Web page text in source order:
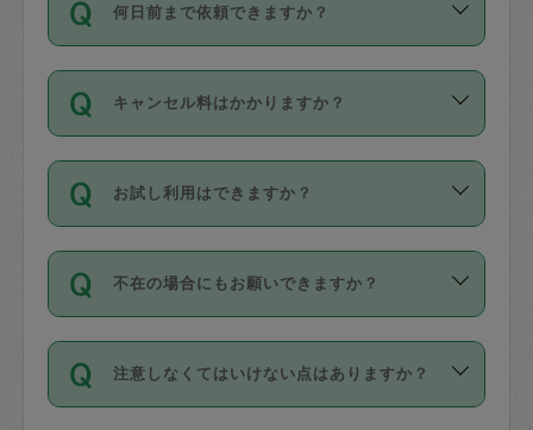
時間も被らない場合、損害保険の対象外
社員など様々なバックグラウンドの方が
登録しています。
日本語も話せる方など様々です。
ールに記載していますので、各自の得意
を依頼してください。
確認しています。タスカジさんトレーニ
ング動画を使ったセルフトレーニングの
現場トライアルを受け、合格したタスカ
ジさんが活動されています。
※テストセンターの講評は１件目のレビュ
参考
【詳細】タスカジさんの登録に際
を通して成立した作業時間内での作業に
適用されます。作業範囲は、掃除、洗
です。作業中に物を壊したり、人にけが
をさせたりした場合が対象で、補償金額
す。
写真を撮り、
詳細FAQ：
損害賠償保険について教えて
何日前まで依頼できますか？
ご依頼は、現在を起点に3日後（72時間
以降）の日時から受付可能となっていま
す。
タスカジさんへ「募集」をかけることが
可能です。
キャンセル料はかかりますか？
キャンセル料には、以下の2種類がありま
す。
1. 直前キャンセル（定期、スポット契約
共通）
72時間を超える※と、以下のキャンセル
料が発生します。
お試し利用はできますか？
「お試し利用」というメニューはありま
せんが、「一回のみ」依頼を活用するこ
とによって、気に入ったタスカジさんを
まず、条件の合う気になるタスカジさ
不在の場合にもお願いできますか？
不在の場合の作業はタスカジさんの同意
が必要です。数回の依頼ののち、タスカ
ジさんと依頼者の間で十分な信頼関係が
注意しなくてはいけない点はありますか？